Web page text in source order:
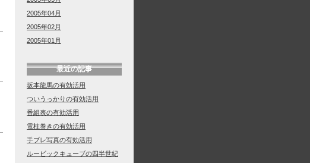
2005年04月
2005年02月
2005年01月
最近の記事
坂本龍馬の有効活用
ついうっかりの有効活用
番組表の有効活用
電柱巻きの有効活用
手ブレ写真の有効活用
ルービックキューブの四半世紀